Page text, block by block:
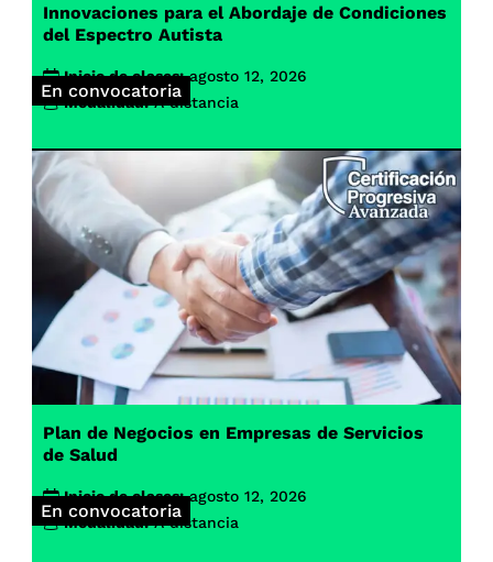
En convocatoria
Innovaciones para el Abordaje de Condiciones
del Espectro Autista
Inicio de clases: agosto 12, 2026
Modalidad: A distancia
En convocatoria
Plan de Negocios en Empresas de Servicios
de Salud
Inicio de clases: agosto 12, 2026
Modalidad: A distancia